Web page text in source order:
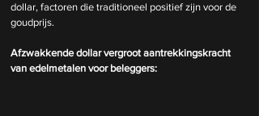
dollar, factoren die traditioneel positief zijn voor de
goudprijs.
Afzwakkende dollar vergroot aantrekkingskracht
van edelmetalen voor beleggers: